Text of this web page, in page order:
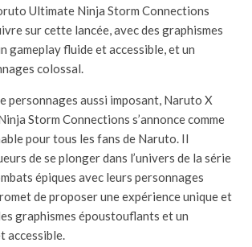
Ultimate Ninja Storm Connections
sur cette lancée, avec des graphismes
gameplay fluide et accessible, et un
colossal.
personnages aussi imposant, Naruto X
Storm Connections s’annonce comme
pour tous les fans de Naruto. Il
de se plonger dans l’univers de la série
épiques avec leurs personnages
de proposer une expérience unique et
graphismes époustouflants et un
accessible.